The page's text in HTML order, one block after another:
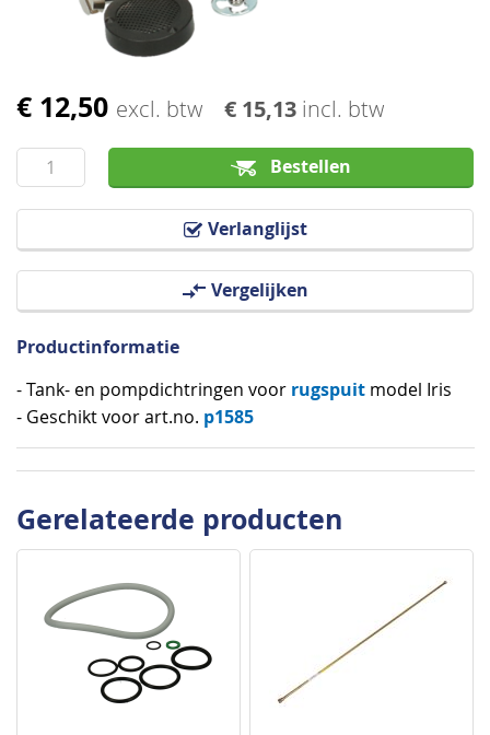
€ 12,50 excl. btw € 15,13 incl. btw
Bestellen
Verlanglijst
Vergelijken
Ga
het
begin
van
Productinformatie
- Tank- en pompdichtringen voor rugspuit model Iris
- Geschikt voor art.no. p1585
Gerelateerde producten